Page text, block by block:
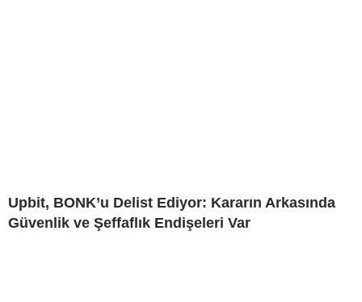
Upbit, BONK’u Delist Ediyor: Kararın Arkasında
Güvenlik ve Şeffaflık Endişeleri Var